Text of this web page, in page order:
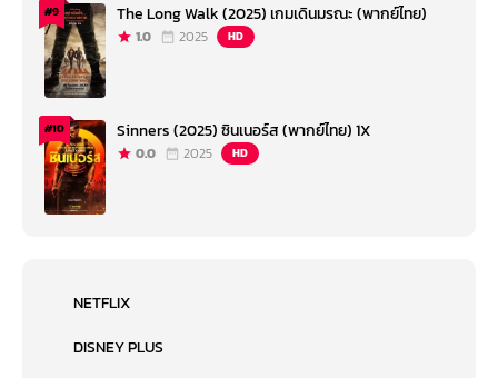
#9 The Long Walk (2025) เกมเดินมรณะ (พากย์ไทย)
1.0 2025 HD
#10 Sinners (2025) ซินเนอร์ส (พากย์ไทย) 1X
0.0 2025 HD
NETFLIX
DISNEY PLUS